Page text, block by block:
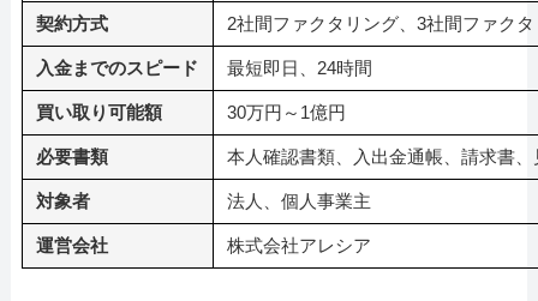
契約方式 2社間ファクタリング、3社間ファク
入金までのスピード 最短即日、24時間
買い取り可能額 30万円～1億円
必要書類 本人確認書類、入出金通帳、請求書
対象者 法人、個人事業主
運営会社 株式会社アレシア